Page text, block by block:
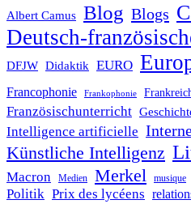
Albert Camus Blog Blogs
Deutsch-
DFJW Didaktik EURO
Francophonie Frankophonie
Französischunterricht
Intelligence artificielle
Künstliche Intelligenz
Macron Medien Merkel musique
Politik Prix des lycéens